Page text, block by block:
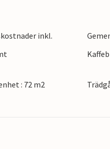
stad med en
vackra
inkl.
: 72 m2